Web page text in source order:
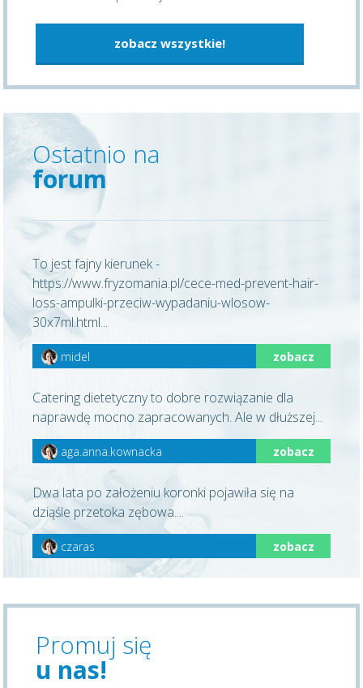
zobacz wszystkie!
Ostatnio na
forum
To jest fajny kierunek -
https://www.fryzomania.pl/cece-med-prevent-hair-
loss-ampulki-przeciw-wypadaniu-wlosow-
30x7ml.html...
midel zobacz
Catering dietetyczny to dobre rozwiązanie dla
naprawdę mocno zapracowanych. Ale w dłuższej...
aga.anna.kownacka zobacz
Dwa lata po założeniu koronki pojawiła się na
dziąśle przetoka zębowa....
czaras zobacz
Promuj się
u nas!